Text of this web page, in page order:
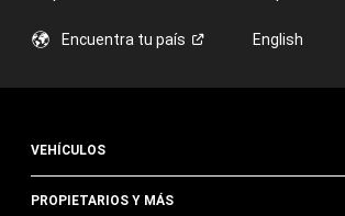
Encuentra tu país English
VEHÍCULOS
PROPIETARIOS Y MÁS